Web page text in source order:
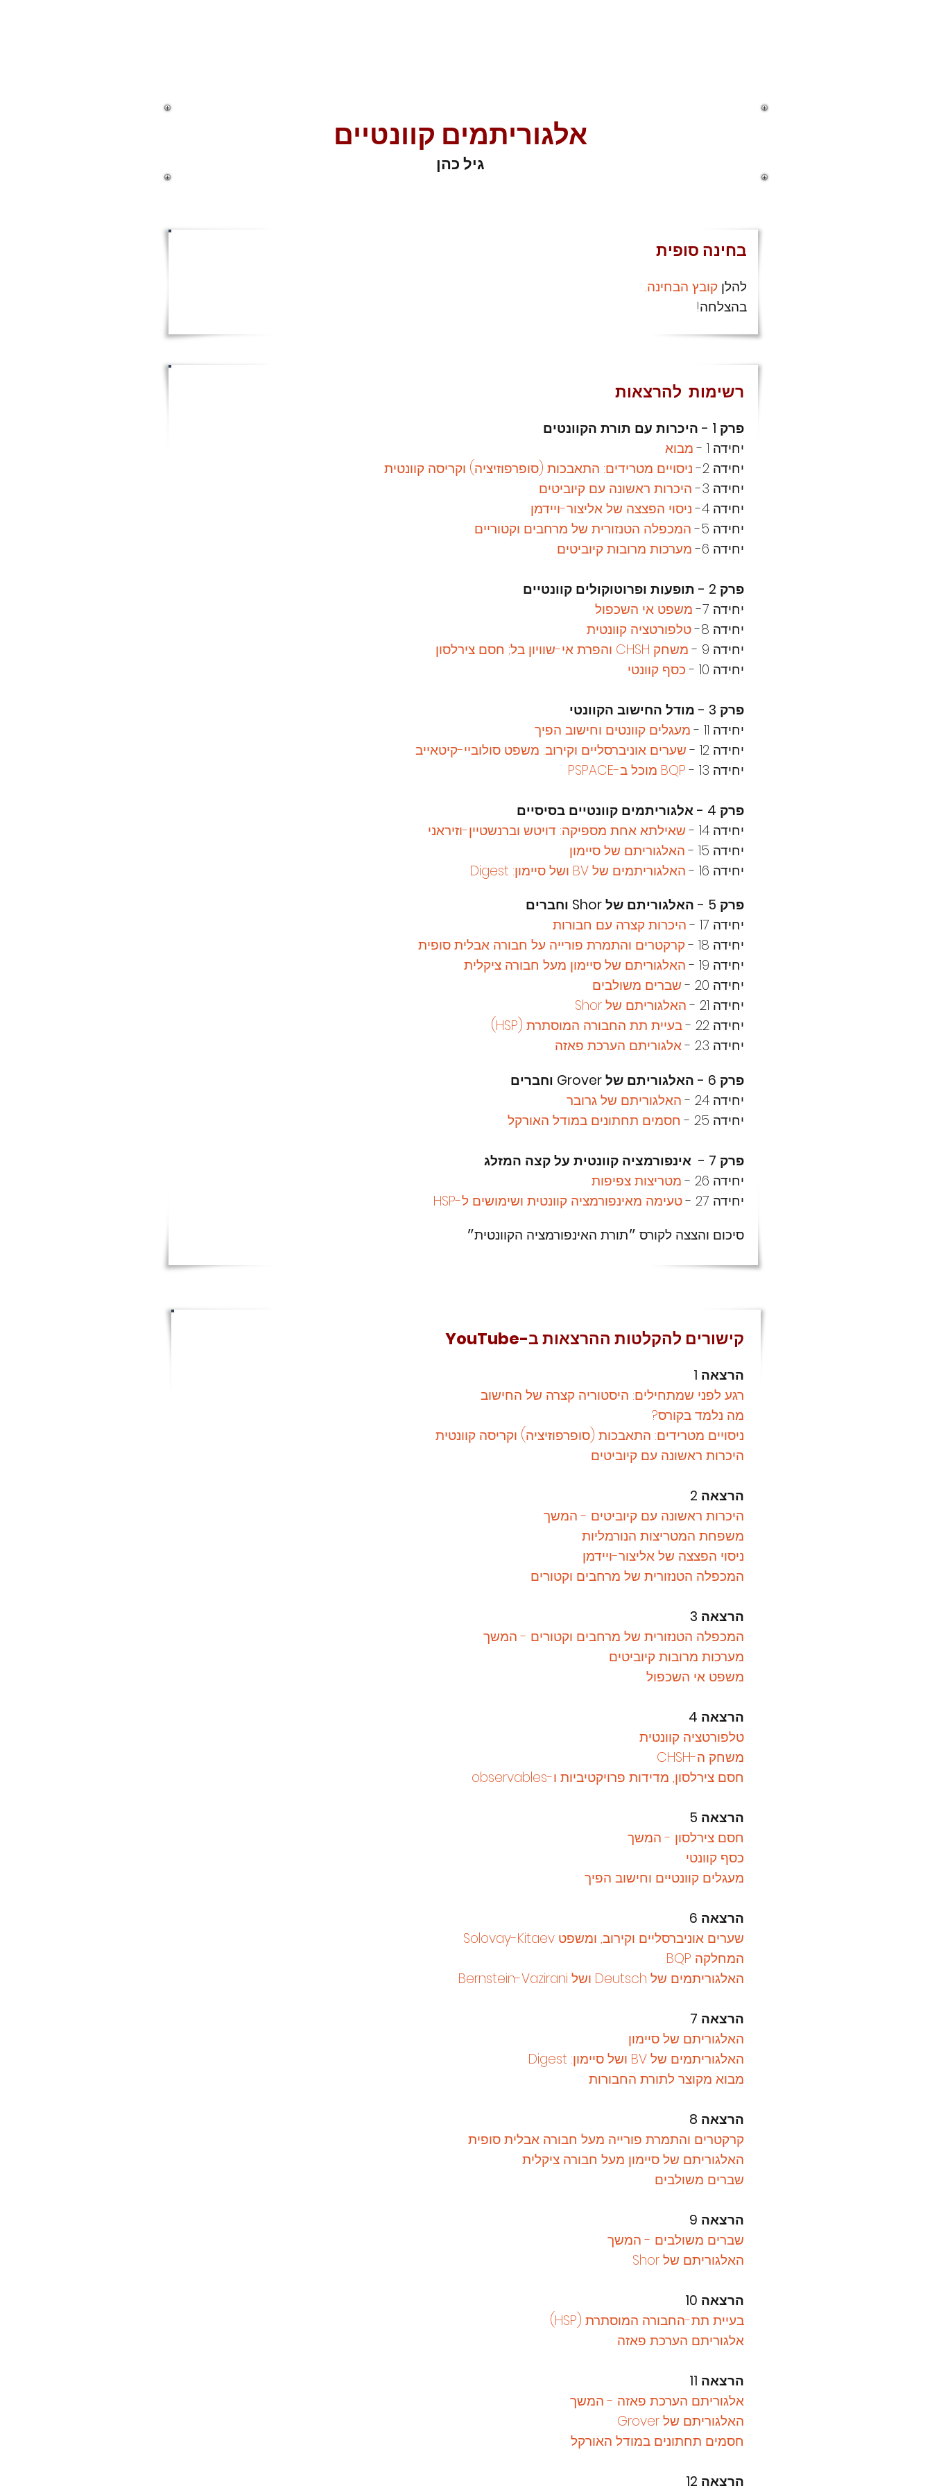
אלגוריתמים קוונטיים
בחינה סופית
להלן קובץ הבחינה.
בהצלחה!
רשימות להרצאות
פרק 1 - היכרות עם תורת הקוונטים
יחידה 1 -
מבוא
יחידה 2-
ניסויים מטרידים: התאבכות (סופרפוזיציה) וקריסה קוונטית
יחידה 3-
היכרות ראשונה עם קיוביטים
יחידה 4-
ניסוי הפצצה של אליצור-ויידמן
יחידה 5-
המכפלה הטנזורית של מרחבים וקטוריים
יחידה 6-
מערכות מרובות קיוביטים
פרק 2 - תופעות ופרוטוקולים קוונטיים
יחידה 7-
משפט אי השכפול
יחידה 8-
טלפורטציה קוונטית
יחידה 9 -
משחק CHSH והפרת אי-שוויון בל; חסם צירלסון
יחידה 10 -
כסף קוונטי
פרק 3 - מודל החישוב הקוונטי
יחידה 11 -
מעגלים קוונטים וחישוב הפיך
יחידה 12 -
שערים אוניברסליים וקירוב: משפט סולוביי-קיטאייב
יחידה 13 -
BQP מוכל ב-PSPACE
פרק 4 - אלגוריתמים קוונטיים בסיסיים
יחידה 14 -
שאילתא אחת מספיקה: דויטש וברנשטיין-וזיראני
יחידה 15 -
האלגוריתם של סיימון
יחידה 16 -
האלגוריתמים של BV ושל סיימון: Digest
פרק 5 - האלגוריתם של Shor וחברים
יחידה 17 -
היכרות קצרה עם חבורות
יחידה 18 -
קרקטרים והתמרת פורייה על חבורה אבלית סופית
יחידה 19 -
האלגוריתם של סיימון מעל חבורה ציקלית
יחידה 20 -
שברים משולבים
יחידה 21 -
האלגוריתם של Shor
יחידה 22 -
בעיית תת החבורה המוסתרת (HSP)
יחידה 23 -
אלגוריתם הערכת פאזה
פרק 6 - האלגוריתם של Grover וחברים
יחידה 24 -
האלגוריתם של גרובר
יחידה 25 -
חסמים תחתונים במודל האורקל
פרק 7 - אינפורמציה קוונטית על קצה המזלג
יחידה 26 -
מטריצות צפיפות
יחידה 27 -
טעימה מאינפורמציה קוונטית ושימושים ל-HSP
סיכום והצצה לקורס ״תורת האינפורמציה הקוונטית״
קישורים להקלטות ההרצאות ב-YouTube
הרצאה 1
רגע לפני שמתחילים: היסטוריה קצרה של החישוב
מה נלמד בקורס?
ניסויים מטרידים: התאבכות (סופרפוזיציה) וקריסה קוונטית
היכרות ראשונה עם קיוביטים
הרצאה 2
היכרות ראשונה עם קיוביטים - המשך
משפחת המטריצות הנורמליות
ניסוי הפצצה של אליצור-ויידמן
המכפלה הטנזורית של מרחבים וקטורים
הרצאה 3
המכפלה הטנזורית של מרחבים וקטורים - המשך
מערכות מרובות קיוביטים
משפט אי השכפול
הרצאה 4
טלפורטציה קוונטית
משחק ה-CHSH
חסם צירלסון, מדידות פרויקטיביות ו-observables
הרצאה 5
חסם צירלסון - המשך
כסף קוונטי
מעגלים קוונטיים וחישוב הפיך
הרצאה 6
שערים אוניברסליים וקירוב, ומשפט Solovay-Kitaev
המחלקה BQP
האלגוריתמים של Deutsch ושל Bernstein-Vazirani
הרצאה 7
האלגוריתם של סיימון
האלגוריתמים של BV ושל סיימון: Digest
מבוא מקוצר לתורת החבורות
הרצאה 8
קרקטרים והתמרת פורייה מעל חבורה אבלית סופית
האלגוריתם של סיימון מעל חבורה ציקלית
שברים משולבים
הרצאה 9
שברים משולבים - המשך
האלגוריתם של Shor
הרצאה 10
בעיית תת-החבורה המוסתרת (HSP)
אלגוריתם הערכת פאזה
הרצאה 11
אלגוריתם הערכת פאזה - המשך
האלגוריתם של Grover
חסמים תחתונים במודל האורקל
הרצאה 12